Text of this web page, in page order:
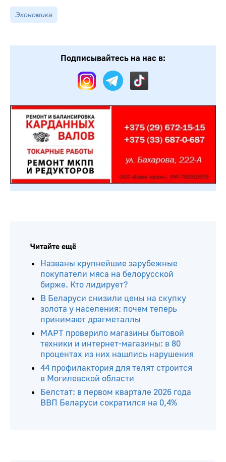
Экономика
Подписывайтесь на нас в:
Читайте ещё
Названы крупнейшие зарубежные
покупатели мяса на белорусской
бирже. Кто лидирует?
В Беларуси снизили цены на скупку
золота у населения: почем теперь
принимают драгметаллы
МАРТ проверило магазины бытовой
техники и интернет-магазины: в 80
процентах из них нашлись нарушения
44 профилактория для телят строится
в Могилевской области
Белстат: в первом квартале 2026 года
ВВП Беларуси сократился на 0,4%